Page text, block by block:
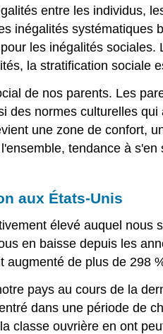
entre les individus,
inégalités
les inégalités
la stratification sociale
de nos parents. Les
normes culturelles
une zone de confort,
tendance à
aux États-Unis
élevé auquel
en baisse depuis les
de plus de 298
pays au cours de la
dans une période de
classe ouvrière en ont